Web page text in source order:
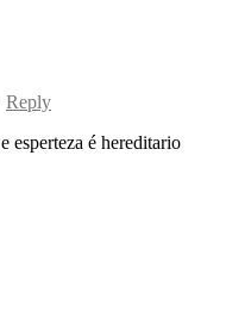
Reply
esperteza é hereditario